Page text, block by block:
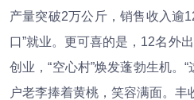
产量突破2万公斤，销售收入逾
口”就业。更可喜的是，12名外
创业，“空心村”焕发蓬勃生机。
户老李捧着黄桃，笑容满面。